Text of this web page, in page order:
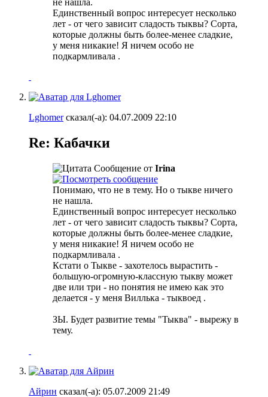
Единственный вопрос интересует несколько
лет - от чего зависит сладость тыквы? Сорта,
которые должны быть более-менее сладкие,
у меня никакие! Я ничем особо не
подкармливала .
Lghomerсказал(-а): 04.07.2009 22:10
Re: Кабачки
Сообщение от Irina
Понимаю, что не в тему. Но о тыкве ничего
не нашла.
Единственный вопрос интересует несколько
лет - от чего зависит сладость тыквы? Сорта,
которые должны быть более-менее сладкие,
у меня никакие! Я ничем особо не
подкармливала .
Кстати о Тыкве - захотелось вырастить -
большую-огромную-классную тыкву может
две или три - но понятия не имею как это
делается - у меня Виллька - тыквоед .
ЗЫ. Будет развитие темы "Тыква" - вырежу в
тему.
Айрин сказал(-а): 05.07.2009 21:49